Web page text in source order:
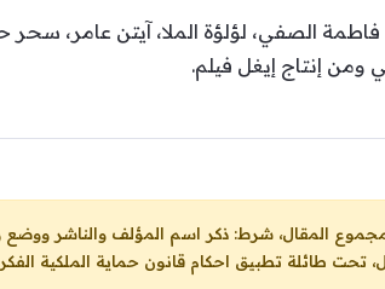
الصفي، لؤلؤة الملا، آيتن عامر، سحر
ومن إنتاج إيغل فيلم.
تحت طائلة تطبيق احكام قانون حماية الملكية